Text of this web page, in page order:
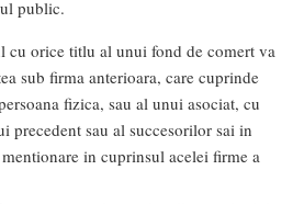
public.
orice titlu al unui fond de comert va
sub firma anterioara, care cuprinde
fizica, sau al unui asociat, cu
precedent sau al succesorilor sai in
in cuprinsul acelei firme a